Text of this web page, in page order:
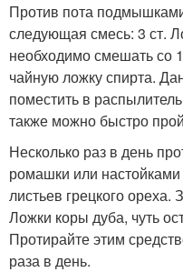
Против пота
следующая смесь: 3 ст.
необходимо смешать со
чайную ложку спирта.
поместить в
также можно быстро
Несколько раз в день
ромашки или
листьев грецкого
Ложки коры дуба, чуть
Протирайте этим
раза в день.